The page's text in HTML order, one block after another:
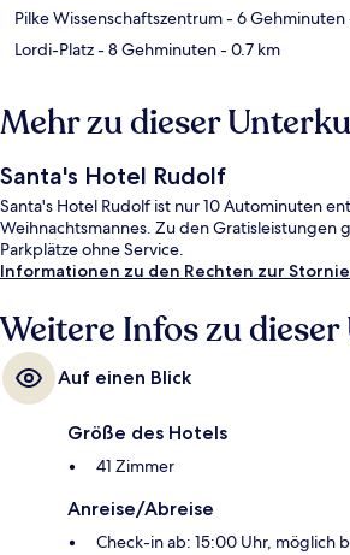
Pilke Wissenschaftszentrum- 6 Gehminuten
Lordi-Platz- 8 Gehminuten- 0.7 km
Mehr zu dieser
Santa's Hotel Rudolf
Santa's Hotel Rudolf ist nur 10 Autominuten
Weihnachtsmannes. Zu den Gratisleistungen
Parkplätze ohne Service.
Informationen zu den Rechten zur
Weitere Infos zu
Auf einen Blick
Größe des Hotels
41 Zimmer
Anreise/Abreise
Check-in ab: 15:00 Uhr, möglich